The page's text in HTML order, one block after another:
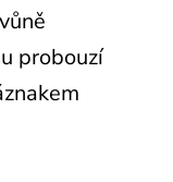
probouzí